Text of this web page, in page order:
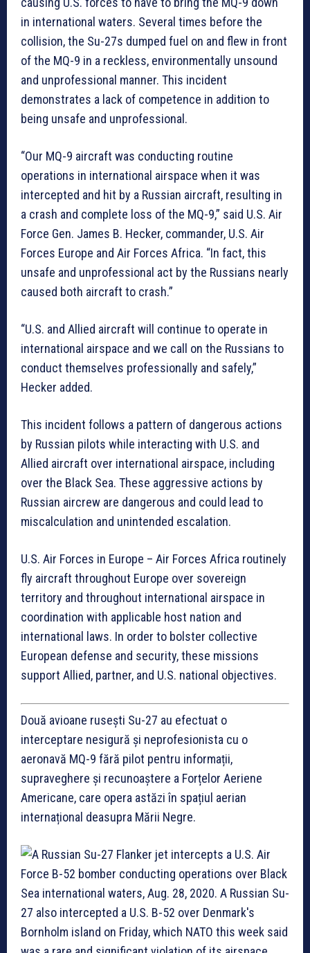
in international waters. Several times before the
collision, the Su-27s dumped fuel on and flew in front
of the MQ-9 in a reckless, environmentally unsound
and unprofessional manner. This incident
demonstrates a lack of competence in addition to
being unsafe and unprofessional.
“Our MQ-9 aircraft was conducting routine
operations in international airspace when it was
intercepted and hit by a Russian aircraft, resulting in
a crash and complete loss of the MQ-9,” said U.S. Air
Force Gen. James B. Hecker, commander, U.S. Air
Forces Europe and Air Forces Africa. “In fact, this
unsafe and unprofessional act by the Russians nearly
caused both aircraft to crash.”
“U.S. and Allied aircraft will continue to operate in
international airspace and we call on the Russians to
conduct themselves professionally and safely,”
Hecker added.
This incident follows a pattern of dangerous actions
by Russian pilots while interacting with U.S. and
Allied aircraft over international airspace, including
over the Black Sea. These aggressive actions by
Russian aircrew are dangerous and could lead to
miscalculation and unintended escalation.
U.S. Air Forces in Europe – Air Forces Africa routinely
fly aircraft throughout Europe over sovereign
territory and throughout international airspace in
coordination with applicable host nation and
international laws. In order to bolster collective
European defense and security, these missions
support Allied, partner, and U.S. national objectives.
Două avioane rusești Su-27 au efectuat o
interceptare nesigură și neprofesionista cu o
aeronavă MQ-9 fără pilot pentru informații,
supraveghere și recunoaștere a Forțelor Aeriene
Americane, care opera astăzi în spațiul aerian
internațional deasupra Mării Negre.